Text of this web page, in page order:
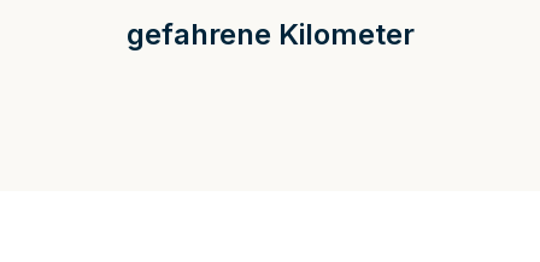
gefahrene Kilometer